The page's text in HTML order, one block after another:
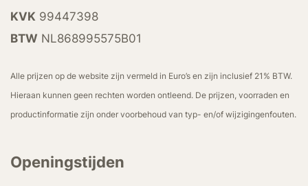
KVK 99447398
BTW NL868995575B01
Alle prijzen op de website zijn vermeld in Euro’s en zijn inclusief 21% BTW.
Hieraan kunnen geen rechten worden ontleend. De prijzen, voorraden en
productinformatie zijn onder voorbehoud van typ- en/of wijzigingenfouten.
Openingstijden